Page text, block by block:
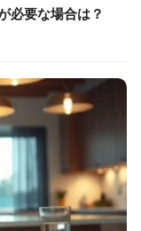
必要な場合は？